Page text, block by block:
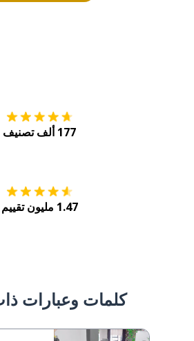
177 ألف تصنيف
1.47 مليون تقييم
كلمات وعبارات